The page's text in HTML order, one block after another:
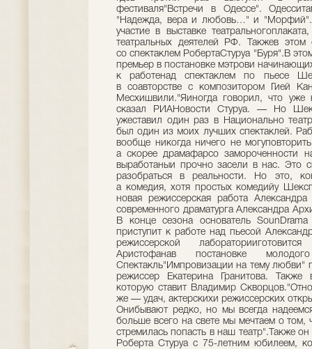
фестиваля"Встречи в Одессе".
"Надежда, вера и любовь…" и
участие в выставке
театральных деятелей РФ. Такжев этом
со спектаклем РобертаСтуруа "Буря".В
премьер в постановке мэтрови
к работенад спектаклем по пьесе
в соавторстве с композитором Гией
Месхишвили."Яиногда говорил, что
сказал РИАНовости Стуруа. — Но
ужеставил один раз в Национально
был один из моих лучших спектаклей.
вообще никогда ничего не
а скорее драмафарсо замороченности
выработаныи прочно засели в нас. Это
разобраться в реальности. Но это,
а комедия, хотя простых комедийу
новая режиссерская работа
современного драматурга Александра
В конце сезона основатель
приступит к работе над пьесой
режиссерской
Аристофанав постановке
Спектакль"Импровизации на тему любви"
режиссер Екатерина Гранитова.
которую ставит Владимир
же — удач, актерскихи режиссерских
Онибывают редко, но мы всегда
больше всего на свете мы мечтаем о том,
стремилась попасть в наш театр".Также
Роберта Стуруа с 75-летним юбилеем,